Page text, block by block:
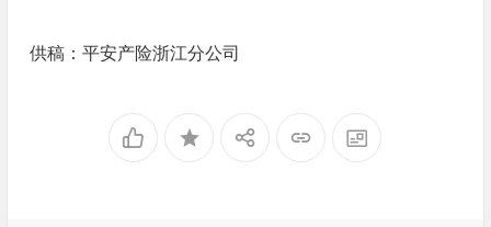
供稿：平安产险浙江分公司